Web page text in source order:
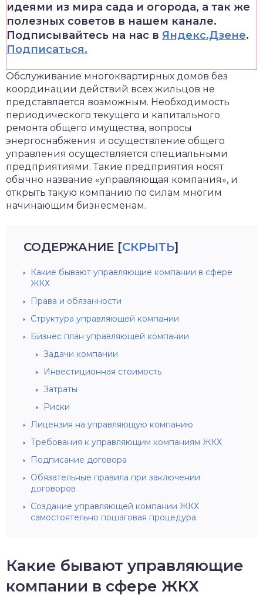
идеями из мира сада и огорода, а так же
полезных советов в нашем канале.
Подписывайтесь на нас в Яндекс.Дзене.
Подписаться.
Обслуживание многоквартирных домов без
координации действий всех жильцов не
представляется возможным. Необходимость
периодического текущего и капитального
ремонта общего имущества, вопросы
энергоснабжения и осуществление общего
управления осуществляется специальными
предприятиями. Такие предприятия носят
обычно название «управляющая компания», и
открыть такую компанию по силам многим
начинающим бизнесменам.
СОДЕРЖАНИЕ [СКРЫТЬ]
Какие бывают управляющие компании в сфере
ЖКХ
Права и обязанности
Структура управляющей компании
Бизнес план управляющей компании
Задачи компании
Инвестиционная стоимость
Затраты
Риски
Лицензия на управляющую компанию
Требования к управляющим компаниям ЖКХ
Подписание договора
Обязательные правила при заключении
договоров
Создание управляющей компании ЖКХ
самостоятельно пошаговая процедура
Какие бывают управляющие
компании в сфере ЖКХ